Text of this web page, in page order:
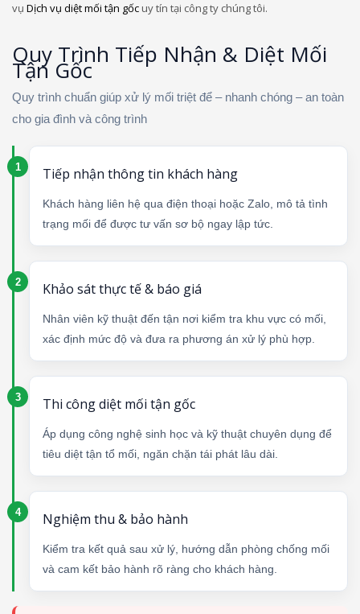
vụ Dịch vụ diệt mối tận gốcuy tín tại công ty chúng tôi.
Quy Trình Tiếp Nhận & Diệt Mối
Tận Gốc
Quy trình chuẩn giúp xử lý mối triệt để – nhanh chóng – an toàn
cho gia đình và công trình
Tiếp nhận thông tin khách hàng
Khách hàng liên hệ qua điện thoại hoặc Zalo, mô tả tình
trạng mối để được tư vấn sơ bộ ngay lập tức.
Khảo sát thực tế & báo giá
Nhân viên kỹ thuật đến tận nơi kiểm tra khu vực có mối,
xác định mức độ và đưa ra phương án xử lý phù hợp.
Thi công diệt mối tận gốc
Áp dụng công nghệ sinh học và kỹ thuật chuyên dụng để
tiêu diệt tận tổ mối, ngăn chặn tái phát lâu dài.
Nghiệm thu & bảo hành
Kiểm tra kết quả sau xử lý, hướng dẫn phòng chống mối
và cam kết bảo hành rõ ràng cho khách hàng.